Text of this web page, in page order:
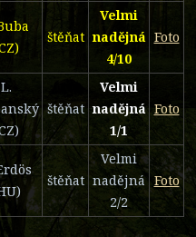
štěňat
Velmi
nadějná
4/10
Foto
L.
štěňat
Velmi
nadějná
1/1
Foto
štěňat
Velmi
nadějná
2/2
Foto